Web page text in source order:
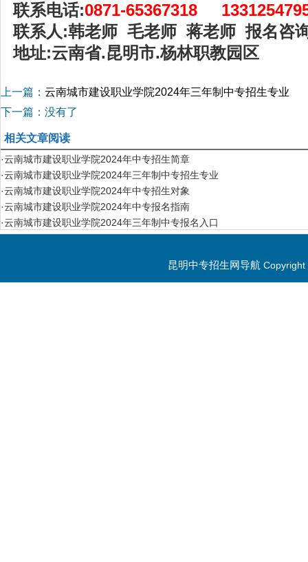
联系电话:0871-65367318
联系人:韩老师 毛老师 蒋老师 报名咨
地址:云南省.昆明市.杨林职教园区
上一篇： 云南城市建设职业学院2024年三年制中专招生专业
下一篇：没有了
相关文章阅读
·云南城市建设职业学院2024年中专招生简章
·云南城市建设职业学院2024年三年制中专招生专业
·云南城市建设职业学院2024年中专招生对象
·云南城市建设职业学院2024年中专报名指南
·云南城市建设职业学院2024年三年制中专报名入口
昆明中专招生网导航 Copyright